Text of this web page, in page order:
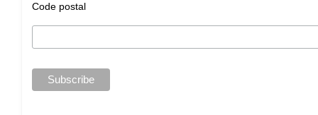
Code postal